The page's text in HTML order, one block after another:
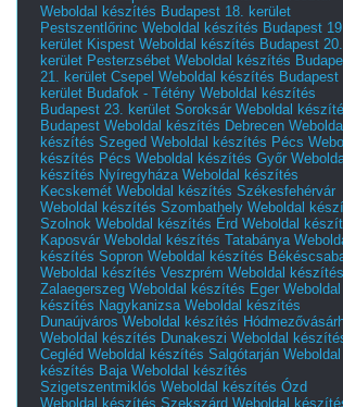
Weboldal készítés Budapest 18. kerület
Pestszentlőrinc Weboldal készítés Budapest 19.
kerület Kispest Weboldal készítés Budapest 20.
kerület Pesterzsébet Weboldal készítés
21. kerület Csepel Weboldal készítés Budapest
kerület Budafok - Tétény Weboldal készítés
Budapest 23. kerület Soroksár Weboldal
Budapest Weboldal készítés Debrecen
készítés Szeged Weboldal készítés Pécs
készítés Pécs Weboldal készítés Győr
készítés Nyíregyháza Weboldal készítés
Kecskemét Weboldal készítés Székesfehérvár
Weboldal készítés Szombathely Weboldal
Szolnok Weboldal készítés Érd Weboldal
Kaposvár Weboldal készítés Tatabánya
készítés Sopron Weboldal készítés
Weboldal készítés Veszprém Weboldal készítés
Zalaegerszeg Weboldal készítés Eger Weboldal
készítés Nagykanizsa Weboldal készítés
Dunaújváros Weboldal készítés
Weboldal készítés Dunakeszi Weboldal
Cegléd Weboldal készítés Salgótarján Weboldal
készítés Baja Weboldal készítés
Szigetszentmiklós Weboldal készítés Ózd
Weboldal készítés Szekszárd Weboldal